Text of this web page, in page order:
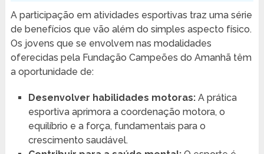
A participação em atividades esportivas traz uma série
de benefícios que vão além do simples aspecto físico.
Os jovens que se envolvem nas modalidades
oferecidas pela Fundação Campeões do Amanhã têm
a oportunidade de:
Desenvolver habilidades motoras:A prática
esportiva aprimora a coordenação motora, o
equilíbrio e a força, fundamentais para o
crescimento saudável.